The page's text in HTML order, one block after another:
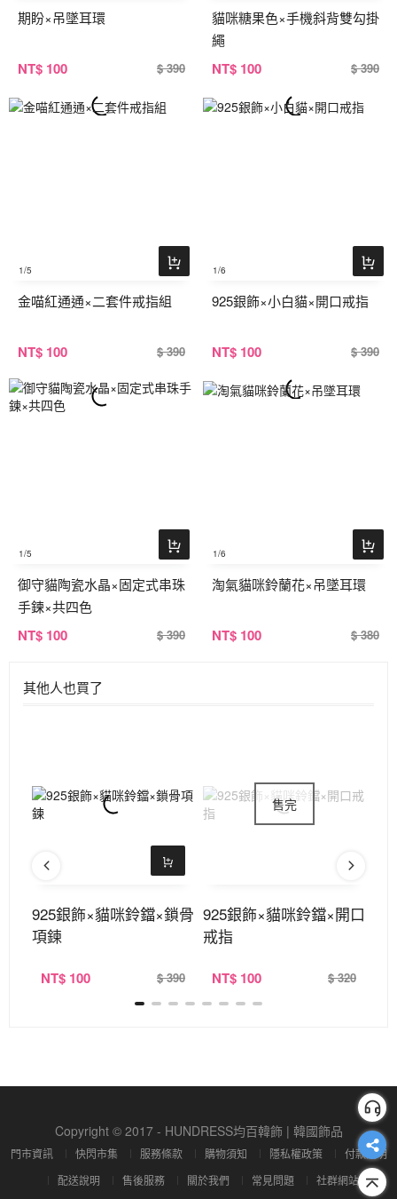
期盼×吊墜耳環
NT$ 100 $ 390
貓咪糖果色×手機斜背雙勾掛
繩
NT$ 100 $ 390
1/5
金喵紅通通×二套件戒指組
NT$ 100 $ 390
1/6
925銀飾×小白貓×開口戒指
NT$ 100 $ 390
1/5
御守貓陶瓷水晶×固定式串珠
手鍊×共四色
NT$ 100 $ 390
1/6
淘氣貓咪鈴蘭花×吊墜耳環
NT$ 100 $ 380
其他人也買了
925銀飾×貓咪鈴鐺×鎖骨
項鍊
NT$ 100 $ 390
925銀飾×貓咪鈴鐺×開口
戒指
NT$ 100 $ 320
Copyright © 2017 - HUNDRESS均百韓飾 | 韓國飾品
門市資訊 快閃市集 服務條款 購物須知 隱私權政策
付款說明
配送說明
售後服務 關於我們 常見問題 社群網站